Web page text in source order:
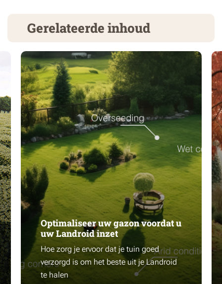
Gerelateerde inhoud
Optimaliseer uw gazon voordat u
uw Landroid inzet
Hoe zorg je ervoor dat je tuin goed
verzorgd is om het beste uit je Landroid
te halen